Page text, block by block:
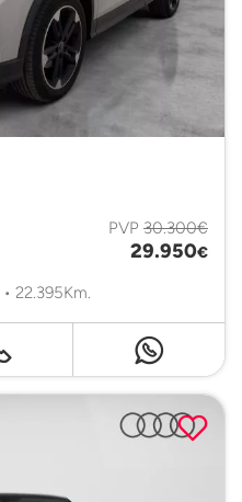
PVP 30.300€
29.950€
22.395Km.